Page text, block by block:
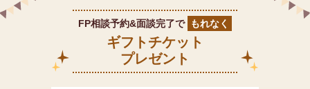
FP相談予約&面談完了で もれなく
ギフトチケット
プレゼント